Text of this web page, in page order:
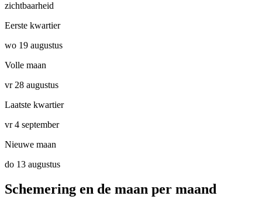
zichtbaarheid
Eerste kwartier
wo 19 augustus
Volle maan
vr 28 augustus
Laatste kwartier
vr 4 september
Nieuwe maan
do 13 augustus
Schemering en de maan per maand